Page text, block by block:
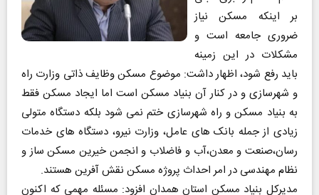
بر اینکه مسکن نیاز
ضروری جامعه است و
مشکلات در این زمینه
باید رفع شود، اظهار داشت: موضوع مسکن وظایف ذاتی وزارت راه
و شهرسازی و در کنار آن بنیاد مسکن است اما ایجاد مسکن فقط
به بنیاد مسکن و راه شهرسازی ختم نمی شود بلکه دستگاه متولی
زیادی از جمله بانک های عامل، وزارت نیرو، دستگاه های خدمات
رسان،صنعت و معدن،آب و فاضلاب و انجمن خیرین مسکن ساز و
نظام مهندسی در امر احداث پروژه مسکن نقش آفرین هستند.
مدیرکل بنیاد مسکن استان همدان افزود: مسئله مهمی که اکنون